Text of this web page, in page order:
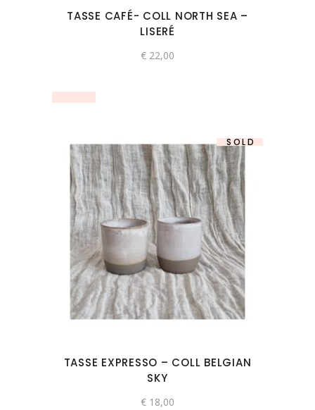
TASSE CAFÉ- COLL NORTH SEA –
LISERÉ
€ 22,00
SOLD
TASSE EXPRESSO – COLL BELGIAN
SKY
€ 18,00